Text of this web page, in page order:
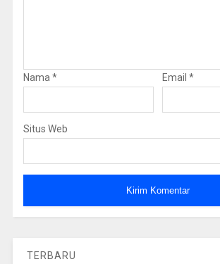
Nama* Email *
Situs Web
TERBARU